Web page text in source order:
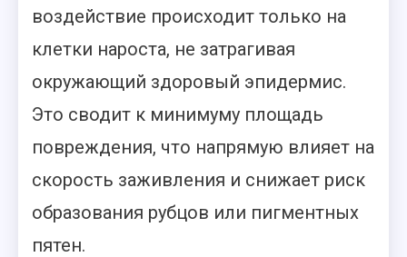
воздействие происходит только на
клетки нароста, не затрагивая
окружающий здоровый эпидермис.
Это сводит к минимуму площадь
повреждения, что напрямую влияет на
скорость заживления и снижает риск
образования рубцов или пигментных
пятен.